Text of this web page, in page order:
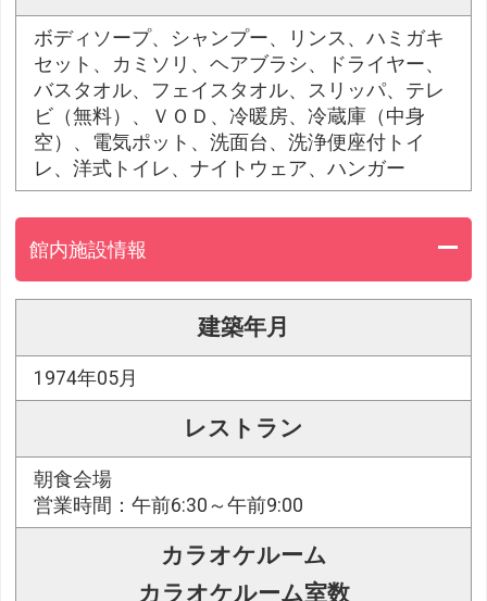
ボディソープ、シャンプー、リンス、ハミガキ
セット、カミソリ、ヘアブラシ、ドライヤー、
バスタオル、フェイスタオル、スリッパ、テレ
ビ（無料）、ＶＯＤ、冷暖房、冷蔵庫（中身
空）、電気ポット、洗面台、洗浄便座付トイ
レ、洋式トイレ、ナイトウェア、ハンガー
館内施設情報
建築年月
1974年05月
レストラン
朝食会場
営業時間：午前6:30～午前9:00
カラオケルーム
カラオケルーム室数